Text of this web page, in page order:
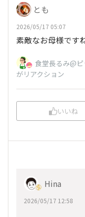
とも
2026/05/17 05:07
素敵なお母様です
食堂長るみ@
がリアクション
いいね
Hina
2026/05/17 12:58